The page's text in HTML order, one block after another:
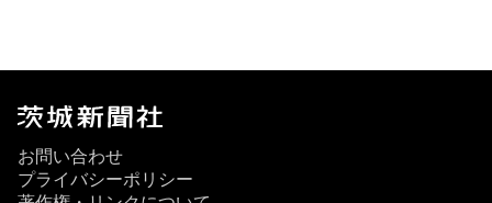
お問い合わせ
プライバシーポリシー